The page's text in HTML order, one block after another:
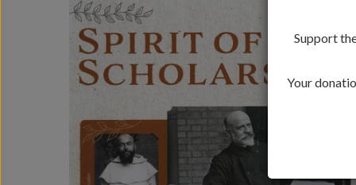
Support
Your